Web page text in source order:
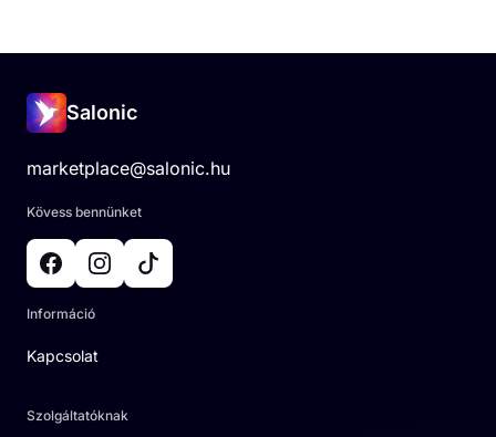
Salonic
marketplace@salonic.hu
Kövess bennünket
Információ
Kapcsolat
Szolgáltatóknak